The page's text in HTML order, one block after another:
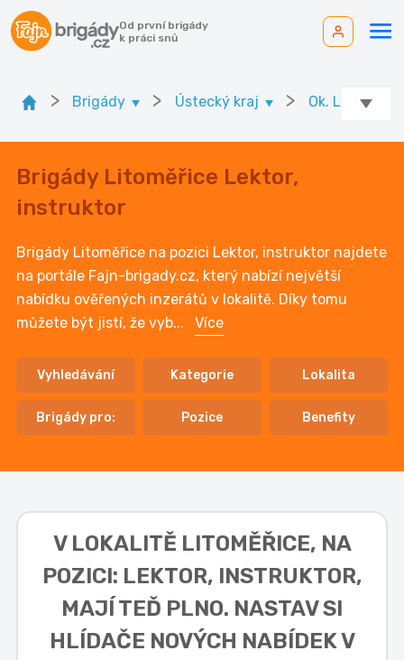
Od první brigády
k práci snů
> Brigády > Ústecký kraj > Ok. Litoměřice
Brigády Litoměřice Lektor,
instruktor
Brigády Litoměřice na pozici Lektor, instruktor najdete
na portále Fajn-brigady.cz, který nabízí největší
nabídku ověřených inzerátů v lokalitě. Díky tomu
můžete být jistí, že vyb... Více
Vyhledávání Kategorie Lokalita
Brigády pro: Pozice Benefity
V LOKALITĚ LITOMĚŘICE, NA
POZICI: LEKTOR, INSTRUKTOR,
MAJÍ TEĎ PLNO. NASTAV SI
HLÍDAČE NOVÝCH NABÍDEK V